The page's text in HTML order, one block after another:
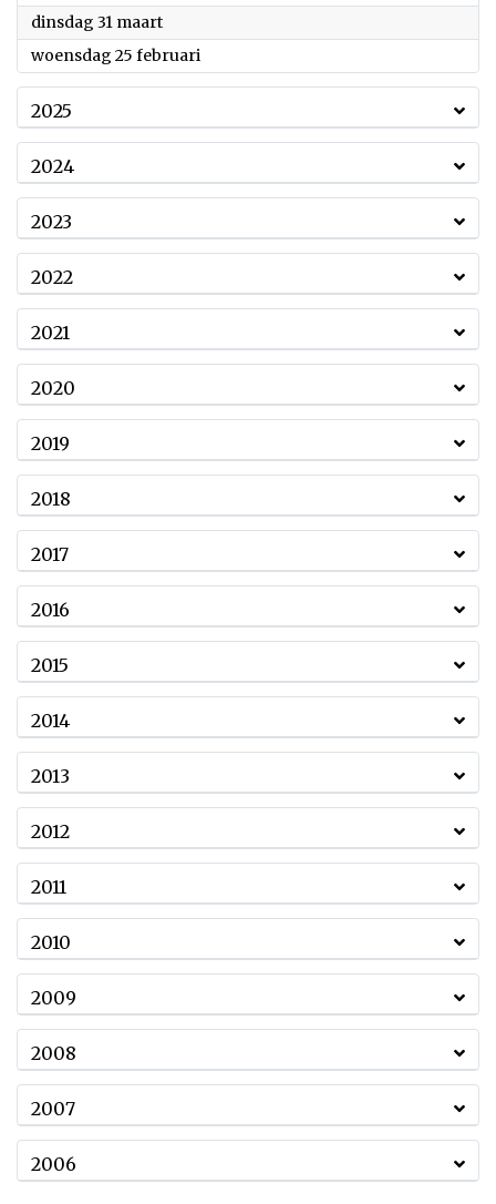
dinsdag 31 maart2026
woensdag 25 februari
2025
2024
2023
2022
2021
2020
2019
2018
2017
2016
2015
2014
2013
2012
2011
2010
2009
2008
2007
2006